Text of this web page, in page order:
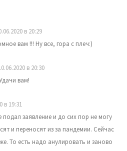
в 20:29
вам !!! Ну все, гора с плеч:)
в 20:30
вам!
в 19:31
заявление и до сих пор не могу
и переносят из за пандемии. Сейчас
То есть надо анулировать и заново